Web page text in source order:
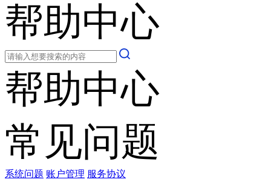
帮助中心
帮助中心
常见问题
系统问题 账户管理 服务协议